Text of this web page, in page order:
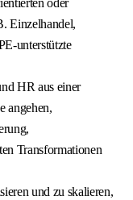
oder
Einzelhandel,
unterstützte
HR aus einer
angehen,
Transformationen
und zu skalieren,